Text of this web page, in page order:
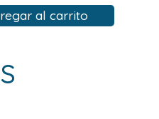
al carrito